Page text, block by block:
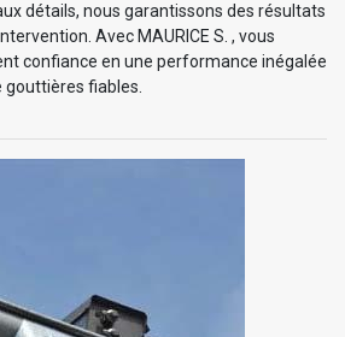
détails, nous garantissons des résultats
Avec MAURICE S. , vous
confiance en une performance inégalée
gouttières fiables.